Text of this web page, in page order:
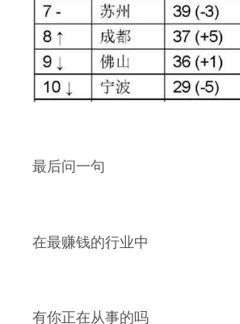
最后问一句
在最赚钱的行业中
有你正在从事的吗